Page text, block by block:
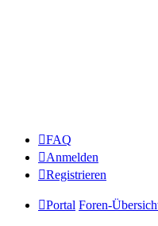
FAQ
Anmelden
Registrieren
Portal Foren-